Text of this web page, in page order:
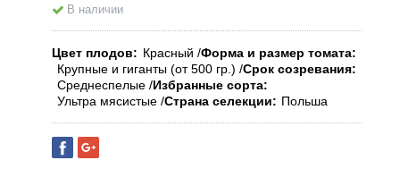
В наличии
Цвет плодов Красный Форма и размер томата
Крупные и гиганты (от 500 гр.) Срок созревания
Среднеспелые Избранные сорта
Ультра мясистые Страна селекции Польша